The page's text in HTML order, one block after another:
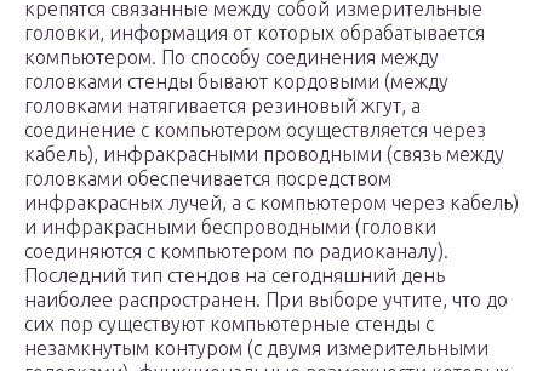
крепятся связанные между собой измерительные
головки, информация от которых обрабатывается
компьютером. По способу соединения между
головками стенды бывают кордовыми (между
головками натягивается резиновый жгут, а
соединение с компьютером осуществляется через
кабель), инфракрасными проводными (связь между
головками обеспечивается посредством
инфракрасных лучей, а с компьютером через кабель)
и инфракрасными беспроводными (головки
соединяются с компьютером по радиоканалу).
Последний тип стендов на сегодняшний день
наиболее распространен. При выборе учтите, что до
сих пор существуют компьютерные стенды с
незамкнутым контуром (с двумя измерительными